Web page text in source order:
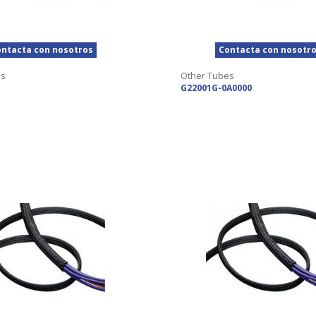
con nosotros Contacta con
Other Tubes
G22001G-0A0000